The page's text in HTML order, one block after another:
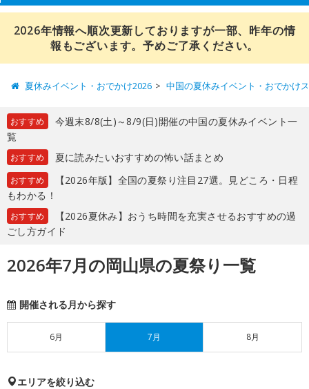
2026年情報へ順次更新しておりますが一部、昨年の情
報もございます。予めご了承ください。
夏休みイベント・おでかけ2026 中国の夏休みイベント・おでかけ
おすすめ
今週末8/8(土)～8/9(日)開催の中国の夏休みイベント一
覧
おすすめ 夏に読みたいおすすめの怖い話まとめ
おすすめ
【2026年版】全国の夏祭り注目27選。見どころ・日程
もわかる！
おすすめ
【2026夏休み】おうち時間を充実させるおすすめの過
ごし方ガイド
2026年7月の岡山県の夏祭り一覧
開催される月から探す
6月 7月 8月
エリアを絞り込む